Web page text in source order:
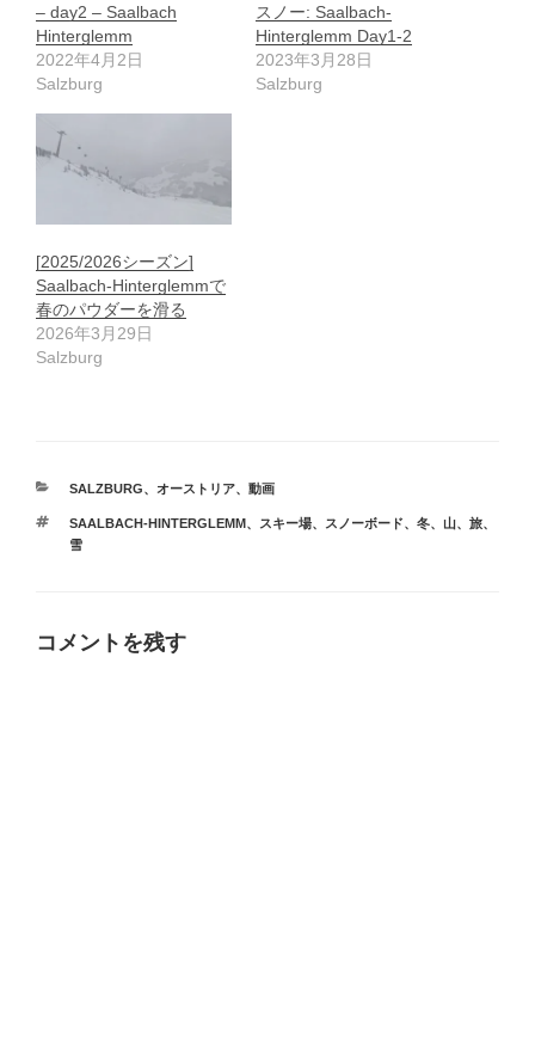
– day2 – Saalbach
Hinterglemm
2022年4月2日
Salzburg
スノー: Saalbach-
Hinterglemm Day1-2
2023年3月28日
Salzburg
[2025/2026シーズン]
Saalbach-Hinterglemmで
春のパウダーを滑る
2026年3月29日
Salzburg
カ
ゴ
リ
SALZBURG、 オーストリア、 動画
タ
グ
SAALBACH-HINTERGLEMM 、 スキー場、 スノーボード、 冬、 山、 旅、
雪
コメントを残す